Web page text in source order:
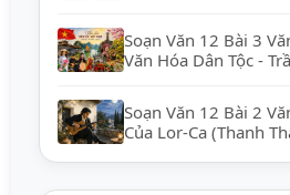
Soạn Văn 12 Bài 3
Văn Hóa Dân Tộc -
Soạn Văn 12 Bài 2
Của Lor-Ca (Thanh